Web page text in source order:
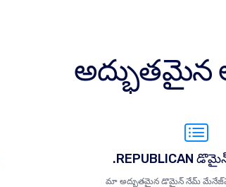
అద్భుతమైన
.REPUBLICAN
మా అద్భుతమైన డొమైన్ నేమ్